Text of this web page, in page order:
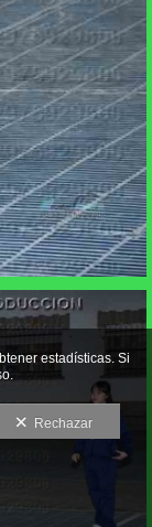
estadísticas. Si
Rechazar